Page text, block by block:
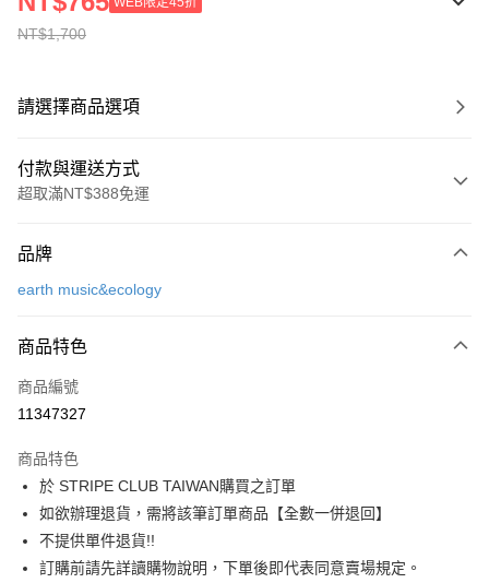
NT$1,700
請選擇商品選項
付款與運送方式
超取滿NT$388免運
信用卡一次付款
3 期 0 利率 每期
合作金庫商業銀行
上海商業儲蓄銀行
臺灣中小企業銀行
匯豐（台灣）商業銀行
華泰商業銀行
聯邦商業銀行
遠東國際商業銀行
元大商業銀行
玉山商業銀行
星展（台灣）商業銀行
超商取貨付款
LINE Pay
Apple Pay
街口支付
悠遊付
品牌
earth music&ecology
商品特色
商品編號
11347327
商品特色
於 STRIPE CLUB TAIWAN購買之訂單
如欲辦理退貨，需將該筆訂單商品【全數一併退回】
不提供單件退貨!!
訂購前請先詳讀購物說明，下單後即代表同意賣場規定。